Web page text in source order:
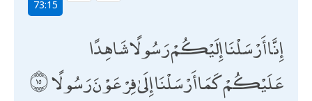
73:15
إِنَّا أَرْسَلْنَا إِلَيْكُمْ رَسُولًا شَاهِدًا
عَلَيْكُمْ كَمَا أَرْسَلْنَا إِلَىٰ فِرْعَوْنَ رَسُولًا